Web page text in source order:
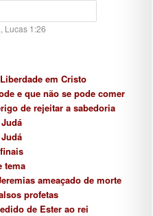
Lucas 1:26
Liberdade em Cristo
e que não se pode comer
de rejeitar a sabedoria
tema
ameaçado de morte
profetas
de Ester ao rei